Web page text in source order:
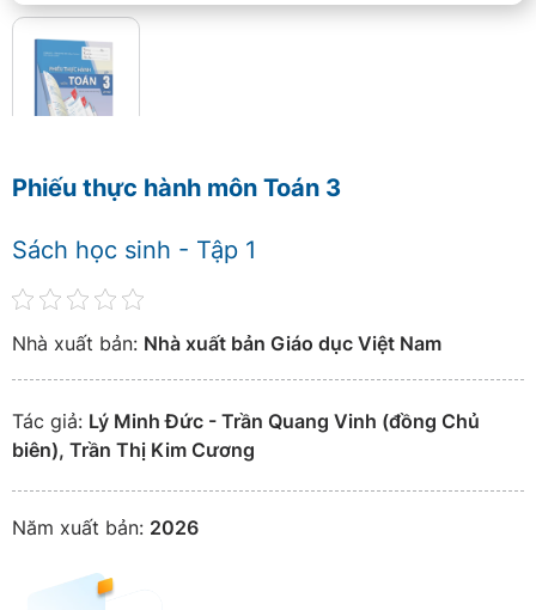
Phiếu thực hành môn Toán 3
Sách học sinh - Tập 1
Nhà xuất bản: Nhà xuất bản Giáo dục Việt Nam
Tác giả: Lý Minh Đức - Trần Quang Vinh (đồng Chủ
biên), Trần Thị Kim Cương
Năm xuất bản: 2026